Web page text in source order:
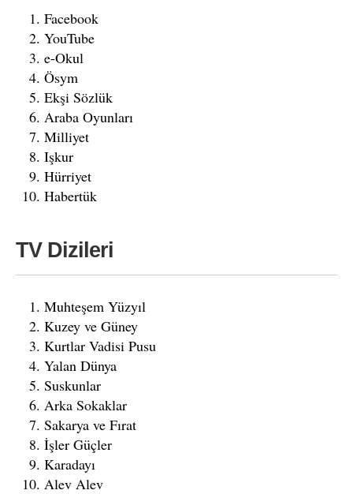
Facebook
YouTube
e-Okul
Ösym
Ekşi Sözlük
Araba Oyunları
Milliyet
Işkur
Hürriyet
Habertük
TV Dizileri
Muhteşem Yüzyıl
Kuzey ve Güney
Kurtlar Vadisi Pusu
Yalan Dünya
Suskunlar
Arka Sokaklar
Sakarya ve Fırat
İşler Güçler
Karadayı
Alev Alev